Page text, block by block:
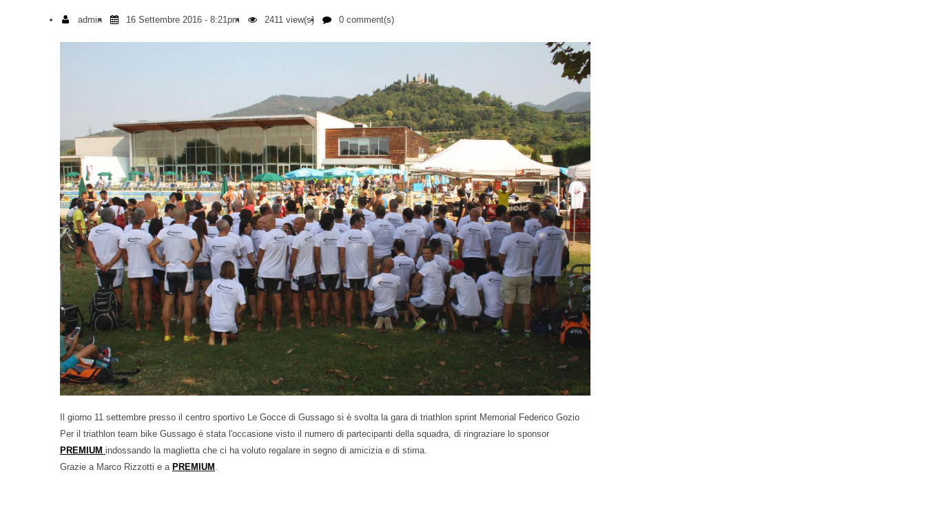
admin 16 Settembre 2016 - 8:21pm 2411 view(s) 0 comment(s)
Il giorno 11 settembre presso il centro sportivo Le Gocce di Gussago si è svolta la gara di triathlon sprint Memorial Federico Gozio
Per il triathlon team bike Gussago è stata l'occasione visto il numero di partecipanti della squadra, di ringraziare lo sponsor
PREMIUM indossando la maglietta che ci ha voluto regalare in segno di amicizia e di stima.
Grazie a Marco Rizzotti e a PREMIUM .